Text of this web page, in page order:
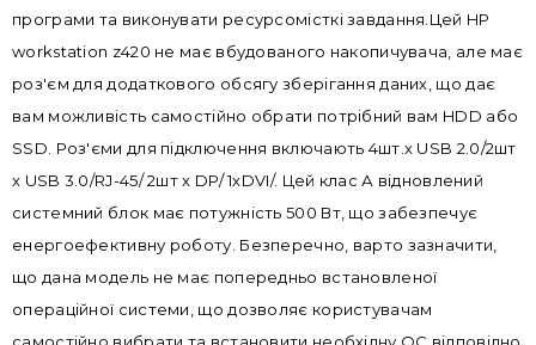
програми та виконувати ресурсомісткі завдання.Цей HP
workstation z420 не має вбудованого накопичувача, але має
роз'єм для додаткового обсягу зберігання даних, що дає
вам можливість самостійно обрати потрібний вам HDD або
SSD. Роз'єми для підключення включають 4шт.x USB 2.0/2шт
x USB 3.0/RJ-45/ 2шт x DP/ 1хDVI/. Цей клас А відновлений
системний блок має потужність 500 Вт, що забезпечує
енергоефективну роботу. Безперечно, варто зазначити,
що дана модель не має попередньо встановленої
операційної системи, що дозволяє користувачам